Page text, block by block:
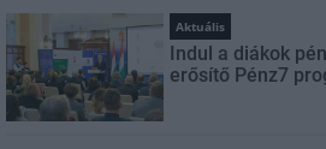
Aktuális
Indul a diákok
erősítő Pénz7